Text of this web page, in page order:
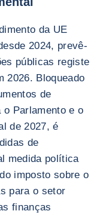
da UE
2024, prevê-
públicas registe
2026. Bloqueado
de
Parlamento e o
de 2027, é
de
medida política
imposto sobre o
para o setor
finanças